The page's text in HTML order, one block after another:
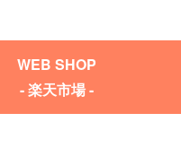
WEB SHOP
- 楽天市場 -